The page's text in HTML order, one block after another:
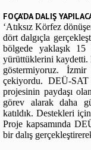
FOÇA’DA DALIŞ
‘Atıksız Körfez
dört dalgıçla
bölgede yaklaşık
yürüttüklerini kaydetti.
göstermiyoruz.
çekiyordu. DEÜ-SAT
projesinin paydaşı
görev alarak daha
katıldık. Destekleri
Proje kapsamında
bir dalış